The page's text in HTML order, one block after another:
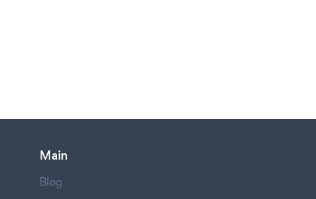
Main
Blog